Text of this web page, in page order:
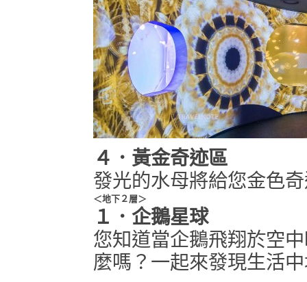
４．黃金奇迹區
發光的水母將給您金色
＜地下２層＞
１．企鵝星球
您知道當企鵝飛翔於空
麼嗎？一起來發現生活